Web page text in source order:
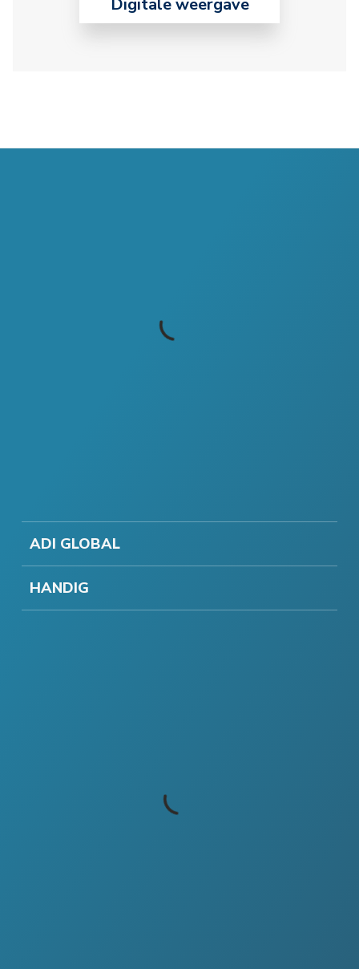
Digitale weergave
ADI GLOBAL
HANDIG